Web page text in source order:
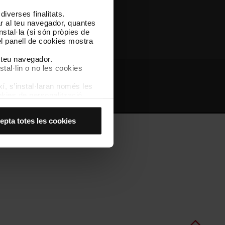
finalitats.
al teu navegador, quantes
(si són pròpies de
panell de cookies mostra
navegador.
o no les cookies
s’instal·laran només les
d’usuari.
totes les cookies
Altres webs de TMB
d'interès Intranet